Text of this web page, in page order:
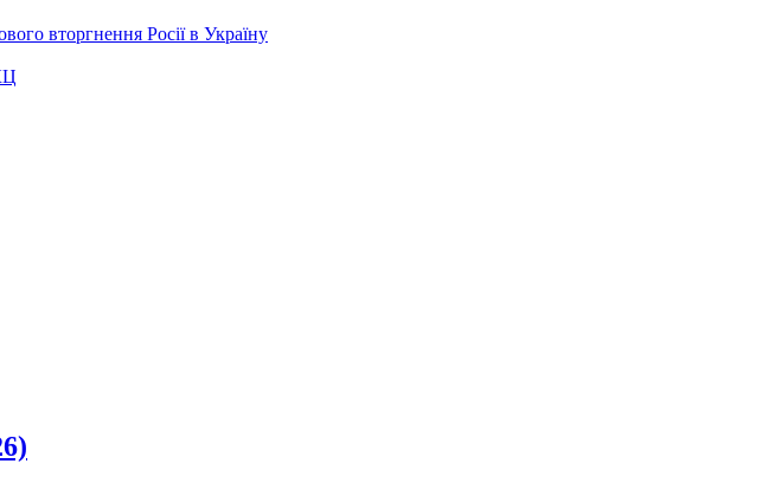
вторгнення Росії в Україну